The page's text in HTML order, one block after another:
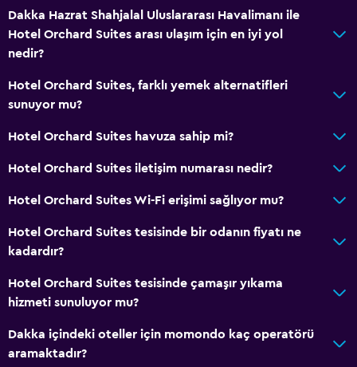
Dakka Hazrat Shahjalal Uluslararası Havalimanı ile
Hotel Orchard Suites arası ulaşım için en iyi yol
nedir?
Hotel Orchard Suites, farklı yemek alternatifleri
sunuyor mu?
Hotel Orchard Suites havuza sahip mi?
Hotel Orchard Suites iletişim numarası nedir?
Hotel Orchard Suites Wi-Fi erişimi sağlıyor mu?
Hotel Orchard Suites tesisinde bir odanın fiyatı ne
kadardır?
Hotel Orchard Suites tesisinde çamaşır yıkama
hizmeti sunuluyor mu?
Dakka içindeki oteller için momondo kaç operatörü
aramaktadır?